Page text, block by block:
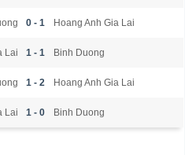
0 - 1 Hoang Anh Gia Lai
Lai 1 - 1 Binh Duong
1 - 2 Hoang Anh Gia Lai
Lai 1 - 0 Binh Duong